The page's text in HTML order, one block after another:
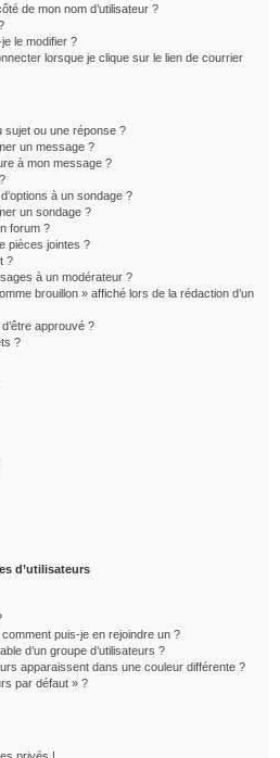
de mon nom d’utilisateur ?
le modifier ?
lorsque je clique sur le lien de courrier
sujet ou une réponse ?
un message ?
à mon message ?
à un sondage ?
un sondage ?
forum ?
pièces jointes ?
?
à un modérateur ?
brouillon » affiché lors de la rédaction d’un
approuvé ?
?
d’utilisateurs
puis-je en rejoindre un ?
d’un groupe d’utilisateurs ?
apparaissent dans une couleur différente ?
par défaut » ?